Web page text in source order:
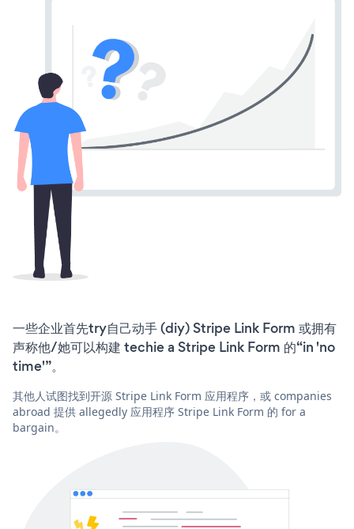
一些企业首先try自己动手 (diy) Stripe Link Form 或拥有
声称他/她可以构建 techie a Stripe Link Form 的“in 'no
time'”。
其他人试图找到开源 Stripe Link Form 应用程序，或 companies
abroad 提供 allegedly 应用程序 Stripe Link Form 的 for a
bargain。